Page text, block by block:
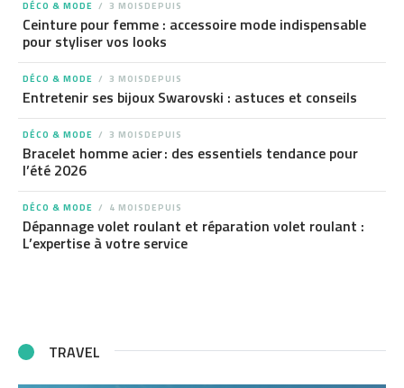
DÉCO & MODE 3 MOISDEPUIS
Ceinture pour femme : accessoire mode indispensable
pour styliser vos looks
DÉCO & MODE 3 MOISDEPUIS
Entretenir ses bijoux Swarovski : astuces et conseils
DÉCO & MODE 3 MOISDEPUIS
Bracelet homme acier : des essentiels tendance pour
l’été 2026
DÉCO & MODE 4 MOISDEPUIS
Dépannage volet roulant et réparation volet roulant :
L’expertise à votre service
TRAVEL